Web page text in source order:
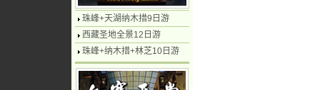
珠峰+天湖纳木措9日游
西藏圣地全景12日游
珠峰+纳木措+林芝10日游